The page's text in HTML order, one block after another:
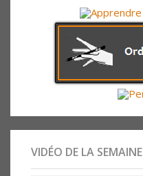
VIDÉO DE LA SEMAINE